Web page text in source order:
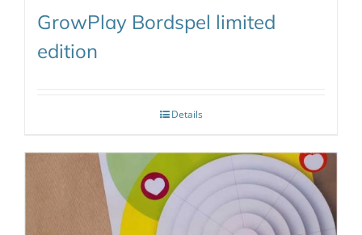
GrowPlay Bordspel limited
edition
Details